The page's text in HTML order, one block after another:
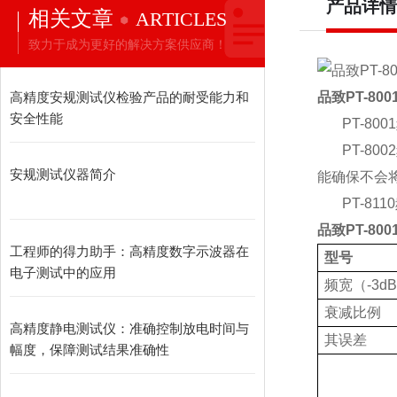
相关文章 ARTICLES
致力于成为更好的解决方案供应商！
高精度安规测试仪检验产品的耐受能力和
安全性能
安规测试仪器简介
工程师的得力助手：高精度数字示波器在
电子测试中的应用
高精度静电测试仪：准确控制放电时间与
幅度，保障测试结果准确性
产品详情
品致PT-
PT-8001
PT-8002
能确保不会
PT-8110
品致PT-
型号
频宽（-3dB
衰减比例
其误差